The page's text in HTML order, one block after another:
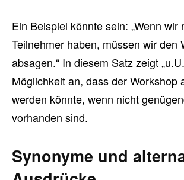
Ein Beispiel könnte sein: „Wenn wir
Teilnehmer haben, müssen wir den
absagen.“ In diesem Satz zeigt
Möglichkeit an, dass der Workshop
werden könnte, wenn nicht
vorhanden sind.
Synonyme und